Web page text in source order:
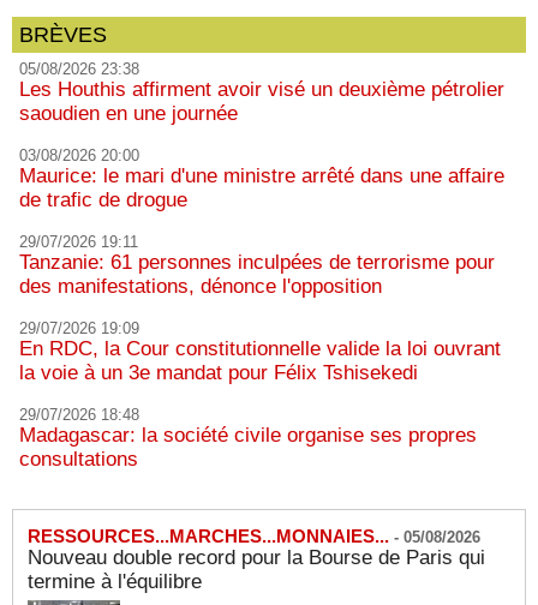
BRÈVES
05/08/2026 23:38
Les Houthis affirment avoir visé un deuxième pétrolier
saoudien en une journée
03/08/2026 20:00
Maurice: le mari d'une ministre arrêté dans une affaire
de trafic de drogue
29/07/2026 19:11
Tanzanie: 61 personnes inculpées de terrorisme pour
des manifestations, dénonce l'opposition
29/07/2026 19:09
En RDC, la Cour constitutionnelle valide la loi ouvrant
la voie à un 3e mandat pour Félix Tshisekedi
29/07/2026 18:48
Madagascar: la société civile organise ses propres
consultations
RESSOURCES...MARCHES...MONNAIES... - 05/08/2026
Nouveau double record pour la Bourse de Paris qui
termine à l'équilibre